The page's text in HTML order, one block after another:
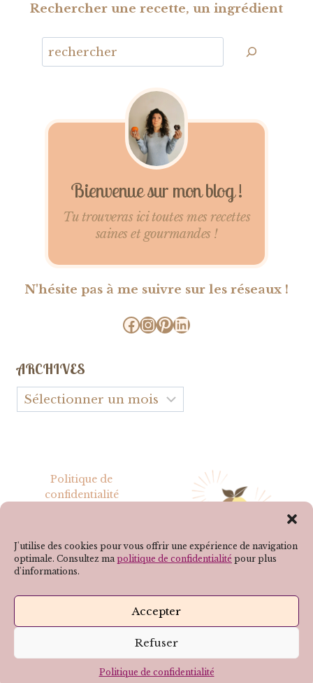
J'utilise des cookies pour vous offrir une expérience de navigation
optimale. Consultez mapolitique de confidentialité pour plus
d'informations.
Accepter
Refuser
Politique de confidentialité
Rechercher une recette, un ingrédient
Bienvenue sur mon blog !
Tu trouveras ici toutes mes recettes
saines et gourmandes !
N'hésite pas à me suivre sur les réseaux !
Facebook
Instagram
Pinterest
LinkedIn
ARCHIVES
Archives
Politique de
confidentialité
SUIVEZ-MOI SUR LES RÉSEAUX !
© 2026 - elohappydiet.com - Elodie Munoz, Diététicienne
Nutritionniste à Valence - N° ADELI : 269502795